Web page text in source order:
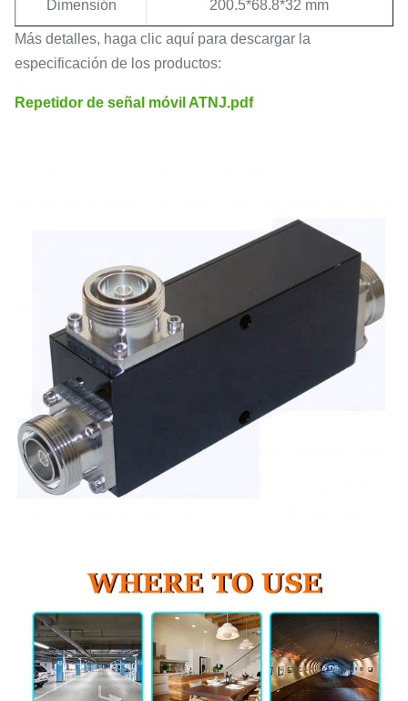
Dimensión 200.5*68.8*32 mm
Más detalles, haga clic aquí para descargar la
especificación de los productos:
Repetidor de señal móvil ATNJ.pdf